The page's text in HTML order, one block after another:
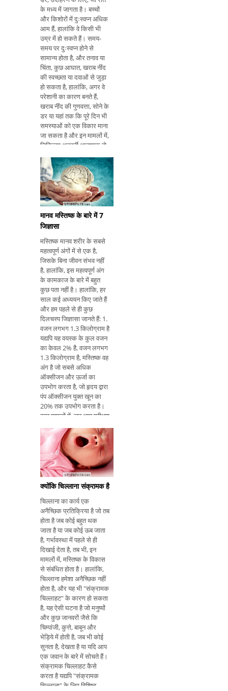
के मध्य में जागता है। बच्चों
और किशोरों में दुःस्वप्न अधिक
आम हैं, हालांकि वे किसी भी
उम्र में हो सकते हैं। समय-
समय पर दुःस्वप्न होने से
सामान्य होता है, और तनाव या
चिंता, कुछ आघात, खराब नींद
की स्वच्छता या दवाओं से जुड़ा
हो सकता है, हालांकि, अगर वे
परेशानी का कारण बनते हैं,
खराब नींद की गुणवत्ता, सोने के
डर या यहां तक ​​कि पूरे दिन भी
समस्याओं को एक विकार माना
जा सकता है और इन मामलों में,
चिकित्सा अनुवर्ती आवश्यक हो
दुःस्वप्न है दुःस्वप्न आमतौर पर
आरईएम चरण न
मानव मस्तिष्क के बारे में 7
जिज्ञासा
मस्तिष्क मानव शरीर के सबसे
महत्वपूर्ण अंगों में से एक है,
जिसके बिना जीवन संभव नहीं
है, हालांकि, इस महत्वपूर्ण अंग
के कामकाज के बारे में बहुत
कुछ पता नहीं है। हालांकि, हर
साल कई अध्ययन किए जाते हैं
और हम पहले से ही कुछ
दिलचस्प जिज्ञासा जानते हैं: 1.
वजन लगभग 1.3 किलोग्राम है
यद्यपि यह वयस्क के कुल वजन
का केवल 2% है, वजन लगभग
1.3 किलोग्राम है, मस्तिष्क वह
अंग है जो सबसे अधिक
ऑक्सीजन और ऊर्जा का
उपभोग करता है, जो हृदय द्वारा
पंप ऑक्सीजन युक्त खून का
20% तक उपभोग करता है।
कुछ मामलों में, जब आप परीक्षण
उदाहरण के लिए, मस्तिष्क
शरीर में सभी उपलब्ध
ऑक्सीजन का 50% तक खर्च
कर
क्योंकि चिल्लाना संक्रामक है
चिल्लाना का कार्य एक
अनैच्छिक प्रतिक्रिया है जो तब
होता है जब कोई बहुत थक
जाता है या जब कोई ऊब जाता
है, गर्भावस्था में पहले से ही
दिखाई देता है, तब भी, इन
मामलों में, मस्तिष्क के विकास
से संबंधित होता है। हालांकि,
चिल्लाना हमेशा अनैच्छिक नहीं
होता है, और यह भी "संक्रामक
चिल्लाहट" के कारण हो सकता
है, यह ऐसी घटना है जो मनुष्यों
और कुछ जानवरों जैसे कि
चिम्पांजी, कुत्ते, बाबून और
भेड़िये में होती है, जब भी कोई
सुनता है, देखता है या यदि आप
एक जवान के बारे में सोचते हैं।
संक्रामक चिल्लाहट कैसे
करता है यद्यपि "संक्रामक
चिल्लाना" के लिए विशिष्ट